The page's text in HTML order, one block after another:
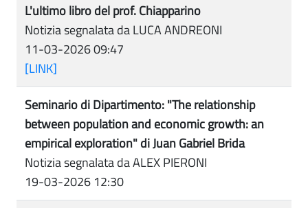
L'ultimo libro del prof. Chiapparino
Notizia segnalata da LUCA ANDREONI
11-03-2026 09:47
[LINK]
Seminario di Dipartimento: "The relationship
between population and economic growth: an
empirical exploration" di Juan Gabriel Brida
Notizia segnalata da ALEX PIERONI
19-03-2026 12:30